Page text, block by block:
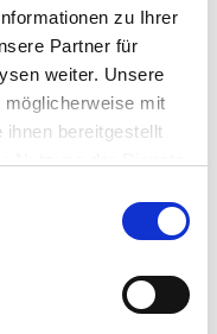
zu Ihrer
Partner für
weiter. Unsere
mit
bereitgestellt
weiterhin nutzen.